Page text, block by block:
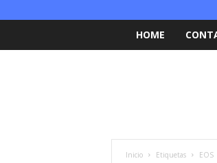
HOME
Inicio Etiquetas EOS